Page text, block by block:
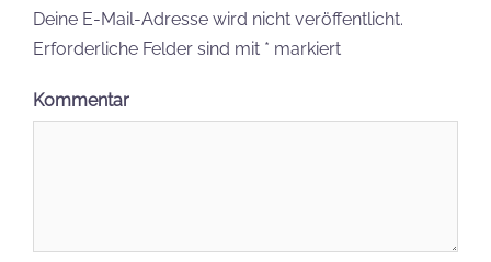
Deine E-Mail-Adresse wird nicht veröffentlicht.
Erforderliche Felder sind mit * markiert
Kommentar